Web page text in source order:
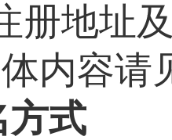
册地址
内容请
方式